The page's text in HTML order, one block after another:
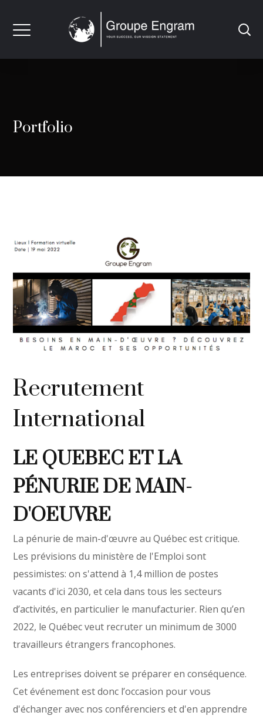
Portfolio
Recrutement
International
LE QUEBEC ET LA
PÉNURIE DE MAIN-
D'OEUVRE
La pénurie de main-d'œuvre au Québec est critique.
Les prévisions du ministère de l'Emploi sont
pessimistes: on s'attend à 1,4 million de postes
vacants d'ici 2030, et cela dans tous les secteurs
d’activités, en particulier le manufacturier. Rien qu’en
2022, le Québec veut recruter un minimum de 3000
travailleurs étrangers francophones.
Les entreprises doivent se préparer en conséquence.
Cet événement est donc l’occasion pour vous
d'échanger avec nos conférenciers et d'en apprendre